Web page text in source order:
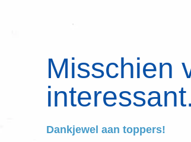
Misschien
Dankjewel aan toppers!